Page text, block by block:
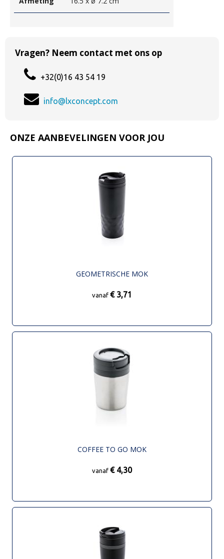
Vragen? Neem contact met ons op
+32(0)16 43 54 19
info@lxconcept.com
ONZE AANBEVELINGEN VOOR JOU
GEOMETRISCHE MOK
vanaf € 3,71
COFFEE TO GO MOK
vanaf € 4,30